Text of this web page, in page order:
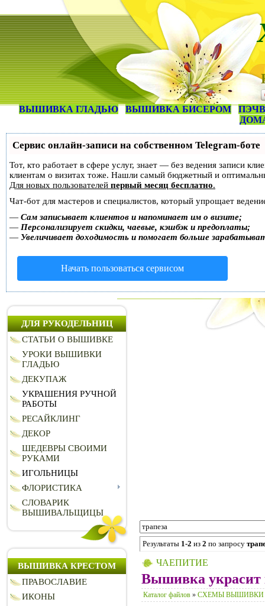
ВЫШИВКА ГЛАДЬЮ ВЫШИВКА БИСЕРОМ
Сервис онлайн-записи на собственном Telegram-боте
Тот, кто работает в сфере услуг, знает — без ведения записи
клиентам о визитах тоже. Нашли самый бюджетный и
Для новых пользователей первый месяц бесплатно.
Чат-бот для мастеров и специалистов, который упрощает
— Сам записывает клиентов и напоминает им о визите;
— Персонализирует скидки, чаевые, кэшбэк и предоплаты;
— Увеличивает доходимость и помогает больше
Начать пользоваться сервисом
ДЛЯ РУКОДЕЛЬНИЦ
СТАТЬИ О ВЫШИВКЕ
УРОКИ ВЫШИВКИ
ГЛАДЬЮ
ДЕКУПАЖ
УКРАШЕНИЯ РУЧНОЙ
РАБОТЫ
РЕСАЙКЛИНГ
ДЕКОР
ШЕДЕВРЫ СВОИМИ
РУКАМИ
ИГОЛЬНИЦЫ
ФЛОРИСТИКА
СЛОВАРИК
ВЫШИВАЛЬЩИЦЫ
ВЫШИВКА КРЕСТОМ
ПРАВОСЛАВИЕ
ИКОНЫ
Результаты 1-2 из 2 по запросу
ЧАЕПИТИЕ
Вышивка украсит
Каталог файлов » СХЕМЫ ВЫШИВКИ